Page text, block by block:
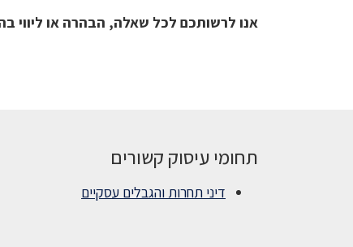
אנו לרשותכם לכל שאלה, הבהרה או ליווי
תחומי עיסוק קשורים
דיני תחרות והגבלים עסקיים